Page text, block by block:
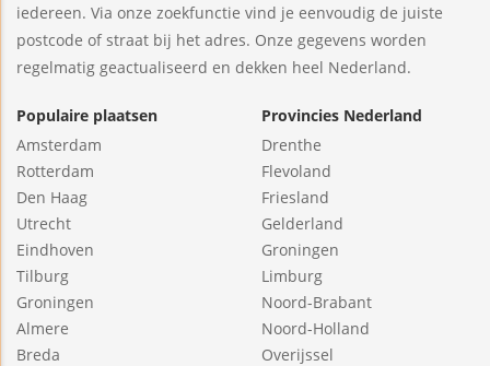
iedereen. Via onze zoekfunctie vind je eenvoudig de juiste
postcode of straat bij het adres. Onze gegevens worden
regelmatig geactualiseerd en dekken heel Nederland.
Populaire plaatsen
Amsterdam
Rotterdam
Den Haag
Utrecht
Eindhoven
Tilburg
Groningen
Almere
Breda
Provincies Nederland
Drenthe
Flevoland
Friesland
Gelderland
Groningen
Limburg
Noord-Brabant
Noord-Holland
Overijssel